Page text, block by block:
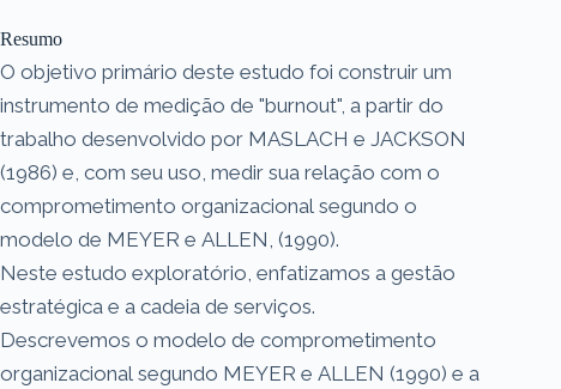
Resumo
O objetivo primário deste estudo foi construir um
instrumento de medição de "burnout", a partir do
trabalho desenvolvido por MASLACH e JACKSON
(1986) e, com seu uso, medir sua relação com o
comprometimento organizacional segundo o
modelo de MEYER e ALLEN, (1990).
Neste estudo exploratório, enfatizamos a gestão
estratégica e a cadeia de serviços.
Descrevemos o modelo de comprometimento
organizacional segundo MEYER e ALLEN (1990) e a